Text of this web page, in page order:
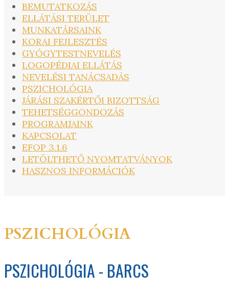
BEMUTATKOZÁS
ELLÁTÁSI TERÜLET
MUNKATÁRSAINK
KORAI FEJLESZTÉS
GYÓGYTESTNEVELÉS
LOGOPÉDIAI ELLÁTÁS
NEVELÉSI TANÁCSADÁS
PSZICHOLÓGIA
JÁRÁSI SZAKÉRTŐI BIZOTTSÁG
TEHETSÉGGONDOZÁS
PROGRAMJAINK
KAPCSOLAT
EFOP 3.1.6
LETÖLTHETŐ NYOMTATVÁNYOK
HASZNOS INFORMÁCIÓK
PSZICHOLÓGIA
PSZICHOLÓGIA - BARCS